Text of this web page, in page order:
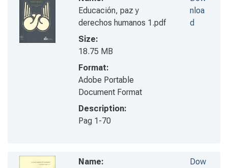
Educación, paz y
derechos humanos 1.pdf
Size:
18.75 MB
Format:
Adobe Portable
Document Format
Description:
Pag 1-70
nloa
d
Name:
Dow